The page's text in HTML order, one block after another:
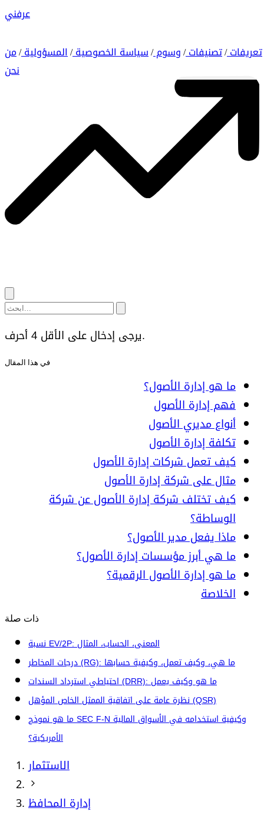
عرفني
تعريفات/ تصنيفات/ وسوم/ سياسة الخصوصية/ المسؤولية/ من
نحن
يرجى إدخال على الأقل 4 أحرف.
في هذا المقال
ما هو إدارة الأصول؟
فهم إدارة الأصول
أنواع مديري الأصول
تكلفة إدارة الأصول
كيف تعمل شركات إدارة الأصول
مثال على شركة إدارة الأصول
كيف تختلف شركة إدارة الأصول عن شركة
الوساطة؟
ماذا يفعل مدير الأصول؟
ما هي أبرز مؤسسات إدارة الأصول؟
ما هو إدارة الأصول الرقمية؟
الخلاصة
ذات صلة
نسبة EV/2P: المعنى، الحساب، المثال
درجات المخاطر (RG): ما هي، وكيف تعمل، وكيفية حسابها
احتياطي استرداد السندات (DRR): ما هو وكيف يعمل
نظرة عامة على اتفاقية الممثل الخاص المؤهل (QSR)
ما هو نموذج SEC F-N وكيفية استخدامه في الأسواق المالية
الأمريكية؟
الاستثمار
إدارة المحافظ